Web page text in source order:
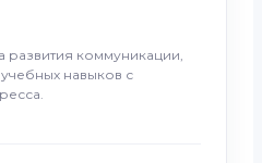
развития коммуникации,
навыков с